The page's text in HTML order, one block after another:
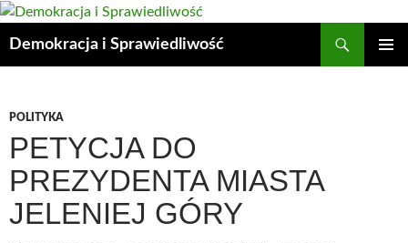
Przejdź
treści
Demokracja i Sprawiedliwość
POLITYKA
PETYCJA DO
PREZYDENTA MIASTA
JELENIEJ GÓRY